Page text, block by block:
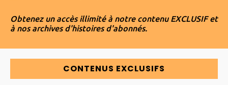
Obtenez un accès illimité à notre contenu EXCLUSIF et
à nos archives d'histoires d'abonnés.
CONTENUS EXCLUSIFS